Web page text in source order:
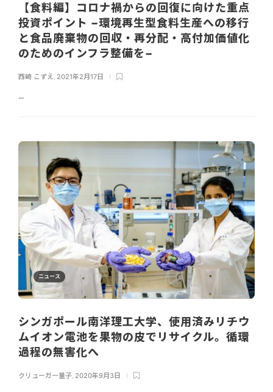
【食料編】コロナ禍からの回復に向けた重点
投資ポイント −環境再生型食料生産への移行
と食品廃棄物の回収・再分配・高付加価値化
のためのインフラ整備を−
西崎 こずえ 2021年2月17日
...
ニュース
シンガポール南洋理工大学、使用済みリチウ
ムイオン電池を果物の皮でリサイクル。循環
過程の無害化へ
クリューガー量子 2020年9月3日